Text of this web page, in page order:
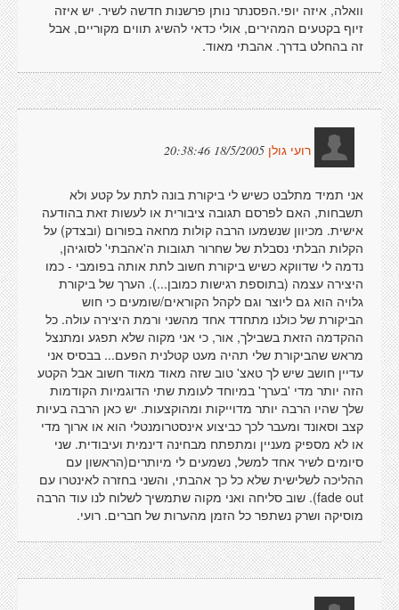
וואלה, איזה יופי.הפסנתר נותן פרשנות חדשה לשיר. יש איזה
זיוף בקטעים המהירים, אולי כדאי להשיג תווים מקוריים, אבל
זה בהחלט בדרך. אהבתי מאוד.
רועי גולן 18/5/2005 20:38:46
אני תמיד מתלבט כשיש לי ביקורת בונה לתת על קטע ולא
תשבחות, האם לפרסם תגובה ציבורית או לעשות זאת בהודעה
אישית. מכיוון שנשמעו הרבה קולות מחאה בפורום (ובצדק) על
הקלות הבלתי נסבלת של שחרור תגובות ה'אהבתי' לסוגיהן,
נדמה לי שדווקא כשיש ביקורת חשוב לתת אותה בפומבי - כמו
היצירה עצמה (בתוספת רגישות כמובן...). הערך של ביקורת
גלויה הוא גם ליוצר וגם לקהל הקוראים/שומעים כי חוש
הביקורת של כולנו מתחדד אחד מהשני ורמת היצירה עולה. כל
ההקדמה הזאת בשבילך, אור, כי אני מקוה שלא תפגע ומתנצל
מראש שהביקורת שלי תהיה מעט קטלנית הפעם... בבסיס אני
עדיין חושב שיש לך טאצ' טוב שזה מאוד מאוד חשוב אבל הקטע
הזה יותר מדי 'בערך' במיוחד לעומת שתי הדוגמיות הקודמות
שלך שהיו הרבה יותר מדוייקות ומהוקצעות. יש כאן הרבה בעיות
קצב וסאונד ומעבר לכך כביצוע אינסטרומנטלי הוא או ארוך מדי
או לא מספיק מעניין ומתפתח מבחינה דינמית ועיבודית. שני
סיומים לשיר אחד למשל, נשמעים לי מיותרים(הראשון עם
ההליכה לשלישית שלא כל כך אהבתי, והשני בחזרה לאינטרו עם
fade out). שוב סליחה ואני מקוה שתמשיך לשלוח לנו עוד הרבה
מוסיקה ושרק נשתפר כל הזמן מהערות של חברים. רועי.